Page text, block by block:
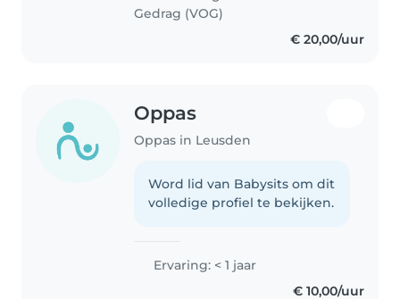
Gedrag (VOG)
€ 20,00/uur
Oppas
Oppas in Leusden
Word lid van Babysits om dit
volledige profiel te bekijken.
Ervaring: < 1 jaar
€ 10,00/uur